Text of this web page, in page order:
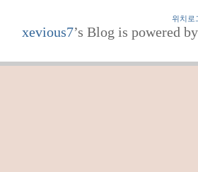
위치로
xevious7’s Blog is powered